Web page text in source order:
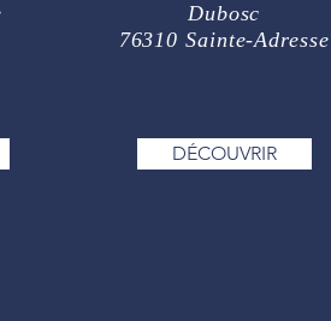
Dubosc
76310 Sainte-Adresse
DÉCOUVRIR